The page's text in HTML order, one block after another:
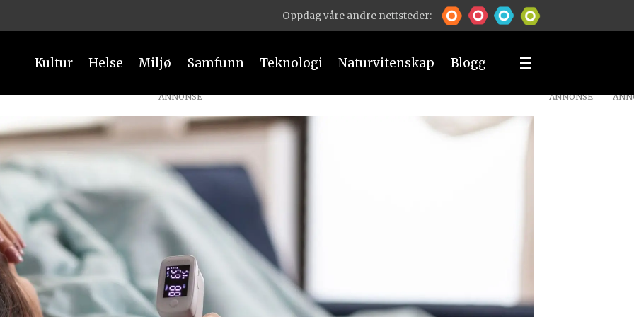
Oppdag våre andre nettsteder:
Kultur Helse Miljø Samfunn Teknologi Naturvitenskap Blogg
ANNONSE